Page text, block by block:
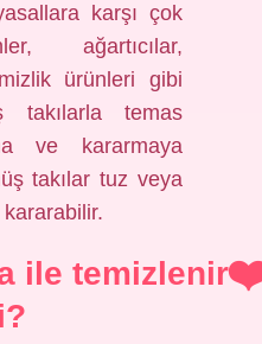
karşı çok
ağartıcılar,
ürünleri gibi
takılarla temas
ve kararmaya
takılar tuz veya
ile temizlenir